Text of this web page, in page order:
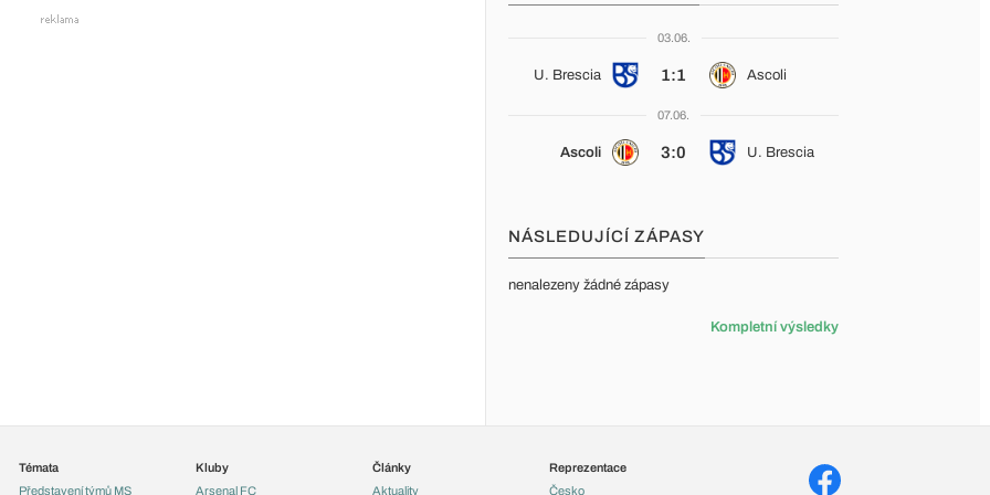
03.06.
U. Brescia 1:1 Ascoli
07.06.
Ascoli 3:0 U. Brescia
NÁSLEDUJÍCÍ ZÁPASY
nenalezeny žádné zápasy
Kompletní výsledky
Témata
Představení týmů MS
Kluby
Arsenal FC
Články
Aktuality
Reprezentace
Česko